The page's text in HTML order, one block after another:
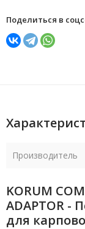
Поделиться в
Производитель
KORUM
ADAPTOR -
для